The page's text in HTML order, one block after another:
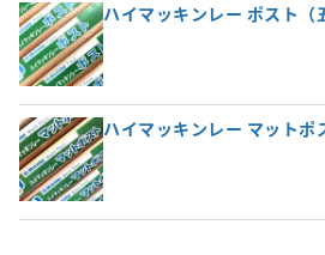
ハイマッキンレー ポスト（
ハイマッキンレー マットポ